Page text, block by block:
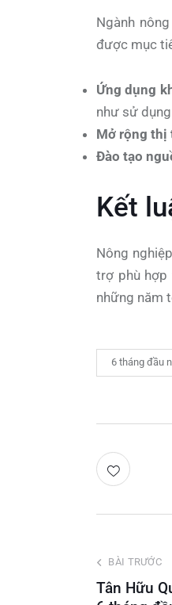
Ngành
được mục
Ứng dụng
như sử
Mở rộng thị
Đào tạo
Kết
Nông
trợ phù hợp
những năm
6 tháng đầu
BÀI TRƯỚC
Tân Hữu